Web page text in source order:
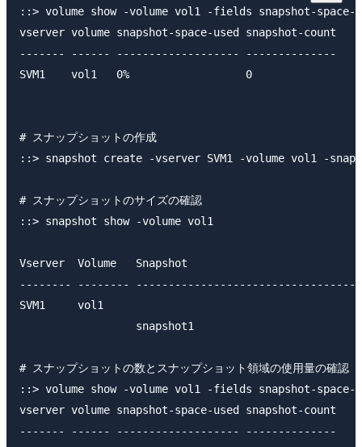
::> volume show -volume vol1 -fields snapshot-space-
vserver volume snapshot-space-used snapshot-count
------- ------ ------------------- --------------
SVM1    vol1   0%                  0
# スナップショットの作成
::> snapshot create -vserver SVM1 -volume vol1 -
# スナップショットのサイズの確認
::> snapshot show -volume vol1
Vserver  Volume   Snapshot
-------- --------
SVM1     vol1
snapshot1
# スナップショットの数とスナップショット領域の使用量の確認
::> volume show -volume vol1 -fields snapshot-space-
vserver volume snapshot-space-used snapshot-count
------- ------ ------------------- --------------